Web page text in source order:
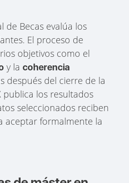
de Becas evalúa los
El proceso de
objetivos como el
y lacoherencia
después del cierre de la
publica los resultados
seleccionados reciben
aceptar formalmente la